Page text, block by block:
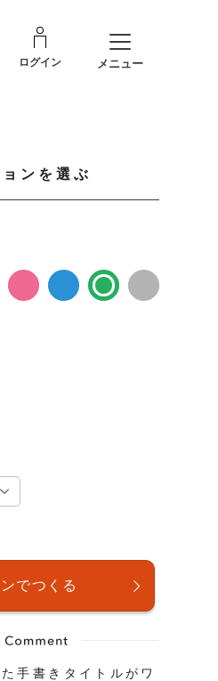
ログイン メニュー
ンを選ぶ
手書きタイトルがワ